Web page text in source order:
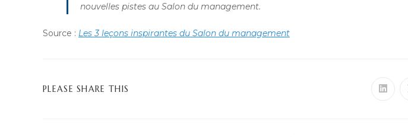
nouvelles pistes au Salon du management.
Source : Les 3 leçons inspirantes du Salon du management
PLEASE SHARE THIS Ouvrir